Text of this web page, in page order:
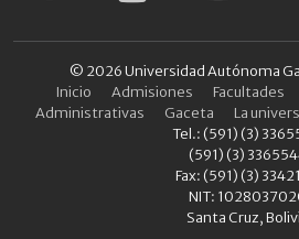
© 2026 Universidad Autónoma
Inicio
Admisiones Facultades
Administrativas
Gaceta La
Tel.: (591) (3)
(591) (3)
Fax: (591) (3)
NIT:
Santa Cruz,